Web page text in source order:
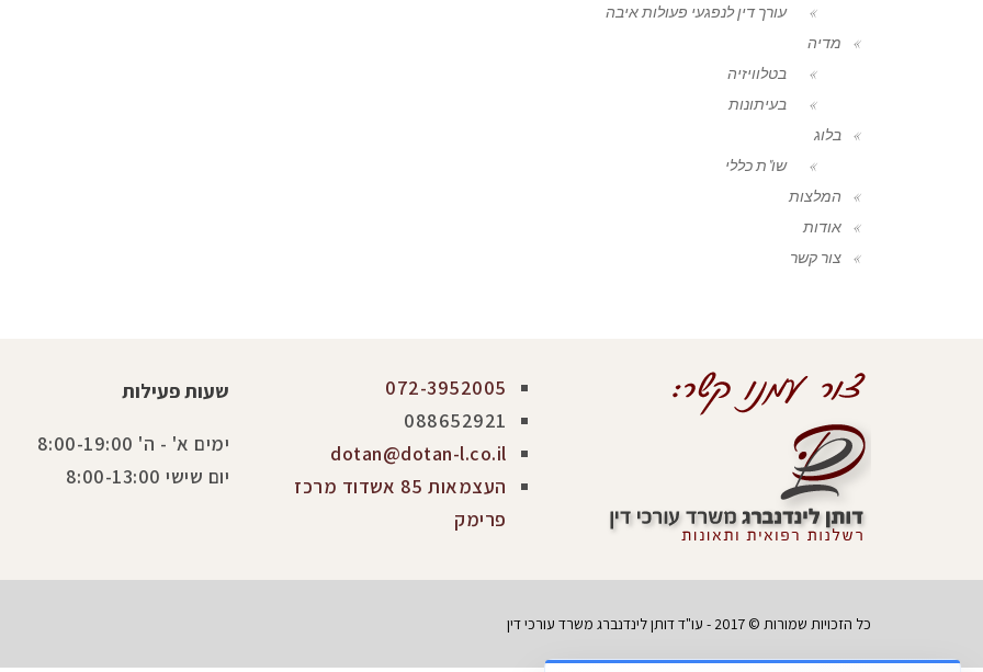
עורך דין לנפגעי פעולות איבה
מדיה
בטלוויזיה
בעיתונות
בלוג
שו"ת כללי
המלצות
אודות
צור קשר
072-3952005
088652921
dotan@dotan-l.co.il
העצמאות 85 אשדוד מרכז
פרימק
שעות פעילות
ימים א' - ה' 8:00-19:00
יום שישי 8:00-13:00
כל הזכויות שמורות © 2017 - עו"ד דותן לינדנברג משרד עורכי דין